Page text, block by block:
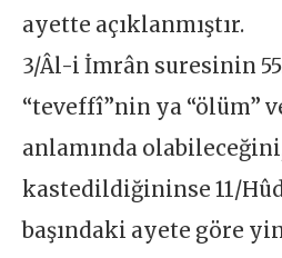
ayette açıklanmıştır.
3/Âl-i İmrân suresinin
“teveffî”nin ya “ölüm”
anlamında
kastedildiğininse 11/
başındaki ayete göre